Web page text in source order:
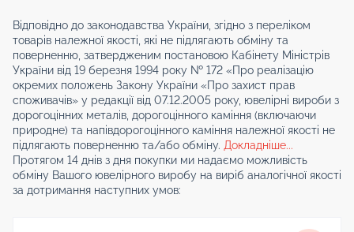
Відповідно до законодавства України, згідно з переліком
товарів належної якості, які не підлягають обміну та
поверненню, затвердженим постановою Кабінету Міністрів
України від 19 березня 1994 року № 172 «Про реалізацію
окремих положень Закону України «Про захист прав
споживачів» у редакції від 07.12.2005 року, ювелірні вироби з
дорогоцінних металів, дорогоцінного каміння (включаючи
природне) та напівдорогоцінного каміння належної якості не
підлягають поверненню та/або обміну. Докладніше...
Протягом 14 днів з дня покупки ми надаємо можливість
обміну Вашого ювелірного виробу на виріб аналогічної якості
за дотримання наступних умов: